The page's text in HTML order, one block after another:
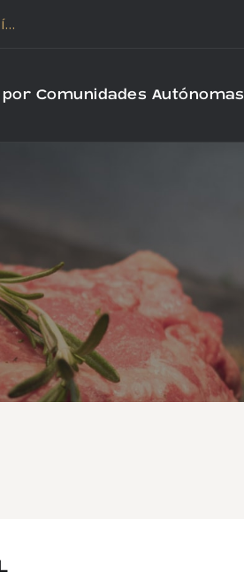
Comunidades Autónomas